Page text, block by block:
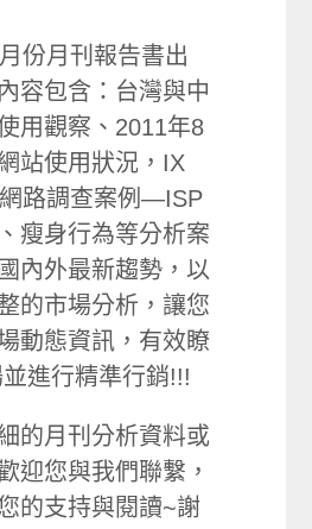
份月刊報告書出
容包含：台灣與中
用觀察、2011年8
站使用狀況，IX
路調查案例—ISP
瘦身行為等分析案
內外最新趨勢，以
的市場分析，讓您
動態資訊，有效瞭
進行精準行銷!!!
的月刊分析資料或
迎您與我們聯繫，
的支持與閱讀~謝